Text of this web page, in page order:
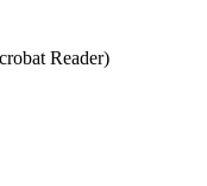
Reader)